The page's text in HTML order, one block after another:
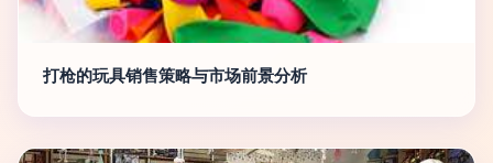
打枪的玩具销售策略与市场前景分析